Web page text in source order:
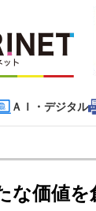
ＡＩ・デジタル
特集記事
価値を